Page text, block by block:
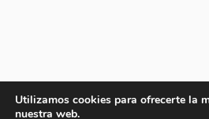
Utilizamos cookies para ofrecerte la
nuestra web.